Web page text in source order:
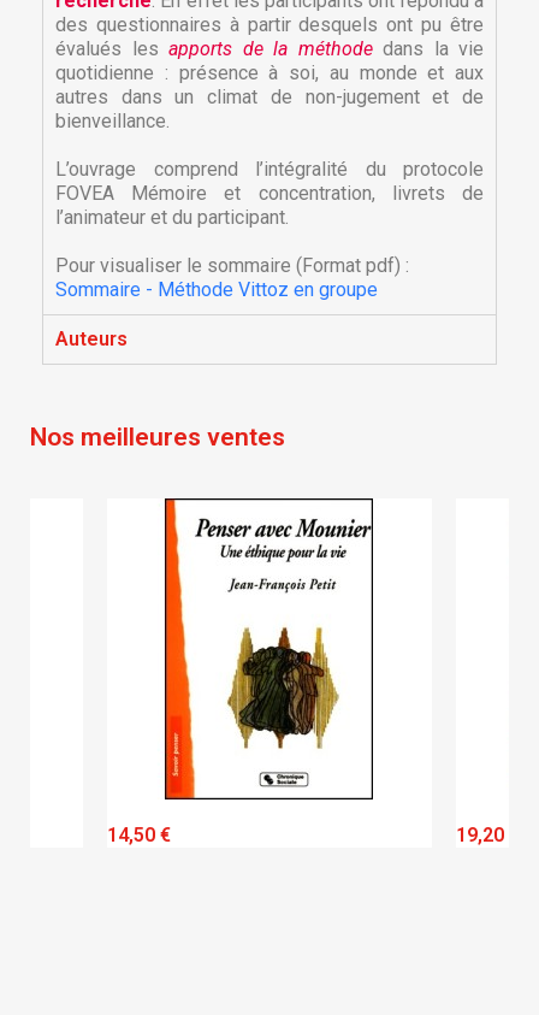
Ajouter à ma liste d'envies
Créer une liste d'envies
Nom de la liste d'envies
Connexion
Vous devez être connecté pour ajouter des produits
à votre liste d'envies.
Annuler
des questionnaires à partir desquels ont pu être
évalués les apports de la méthodedans la vie
quotidienne : présence à soi, au monde et aux
autres dans un climat de non-jugement et de
bienveillance.
L’ouvrage comprend l’intégralité du protocole
FOVEA Mémoire et concentration, livrets de
l’animateur et du participant.
Pour visualiser le sommaire (Format pdf) :
Sommaire - Méthode Vittoz en groupe
Auteurs
Nos meilleures ventes
14,50 € 19,20 €